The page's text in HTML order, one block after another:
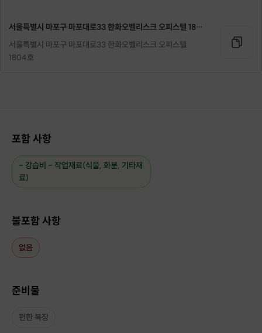
서울특별시 마포구 마포대로33 한화오벨리스크 오피스텔 1804호
서울특별시 마포구 마포대로33 한화오벨리스크 오피스텔
1804호
포함 사항
- 강습비 - 작업재료(식물, 화분, 기타재
료)
불포함 사항
없음
준비물
편한 복장